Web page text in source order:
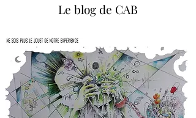
Le blog de CAB